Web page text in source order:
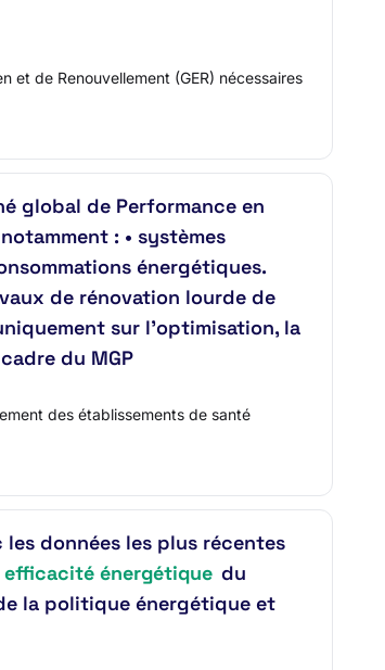
et de Renouvellement (GER) nécessaires
global de Performance en
: • systèmes
énergétiques.
de rénovation lourde de
sur l’optimisation, la
du MGP
des établissements de santé
données les plus récentes
efficacité énergétique du
la politique énergétique et